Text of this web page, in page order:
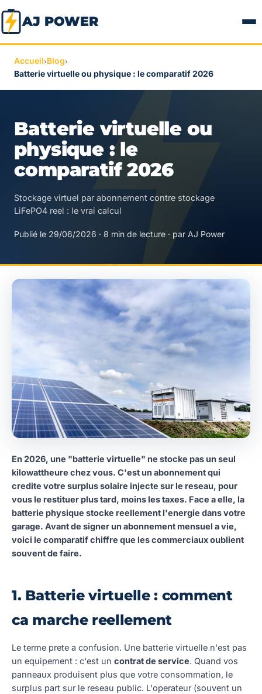
AJ POWER
Accueil›Blog›
Batterie virtuelle ou physique : le comparatif 2026
Batterie virtuelle ou
physique : le
comparatif 2026
Stockage virtuel par abonnement contre stockage
LiFePO4 reel : le vrai calcul
Publié le 29/06/2026 · 8 min de lecture · par AJ Power
En 2026, une "batterie virtuelle" ne stocke pas un seul
kilowattheure chez vous. C'est un abonnement qui
credite votre surplus solaire injecte sur le reseau, pour
vous le restituer plus tard, moins les taxes. Face a elle, la
batterie physique stocke reellement l'energie dans votre
garage. Avant de signer un abonnement mensuel a vie,
voici le comparatif chiffre que les commerciaux oublient
souvent de faire.
1. Batterie virtuelle : comment
ca marche reellement
Le terme prete a confusion. Une batterie virtuelle n'est pas
un equipement : c'est un contrat de service. Quand vos
panneaux produisent plus que votre consommation, le
surplus part sur le reseau public. L'operateur (souvent un